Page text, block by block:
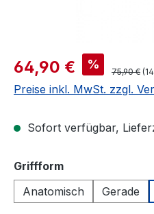
Verkaufspreis:
64,90 € % Regulärer
75,90 €
Preise inkl. MwSt. zzgl.
Sofort verfügbar,
Griffformauswählen
Anatomisch
Gerade